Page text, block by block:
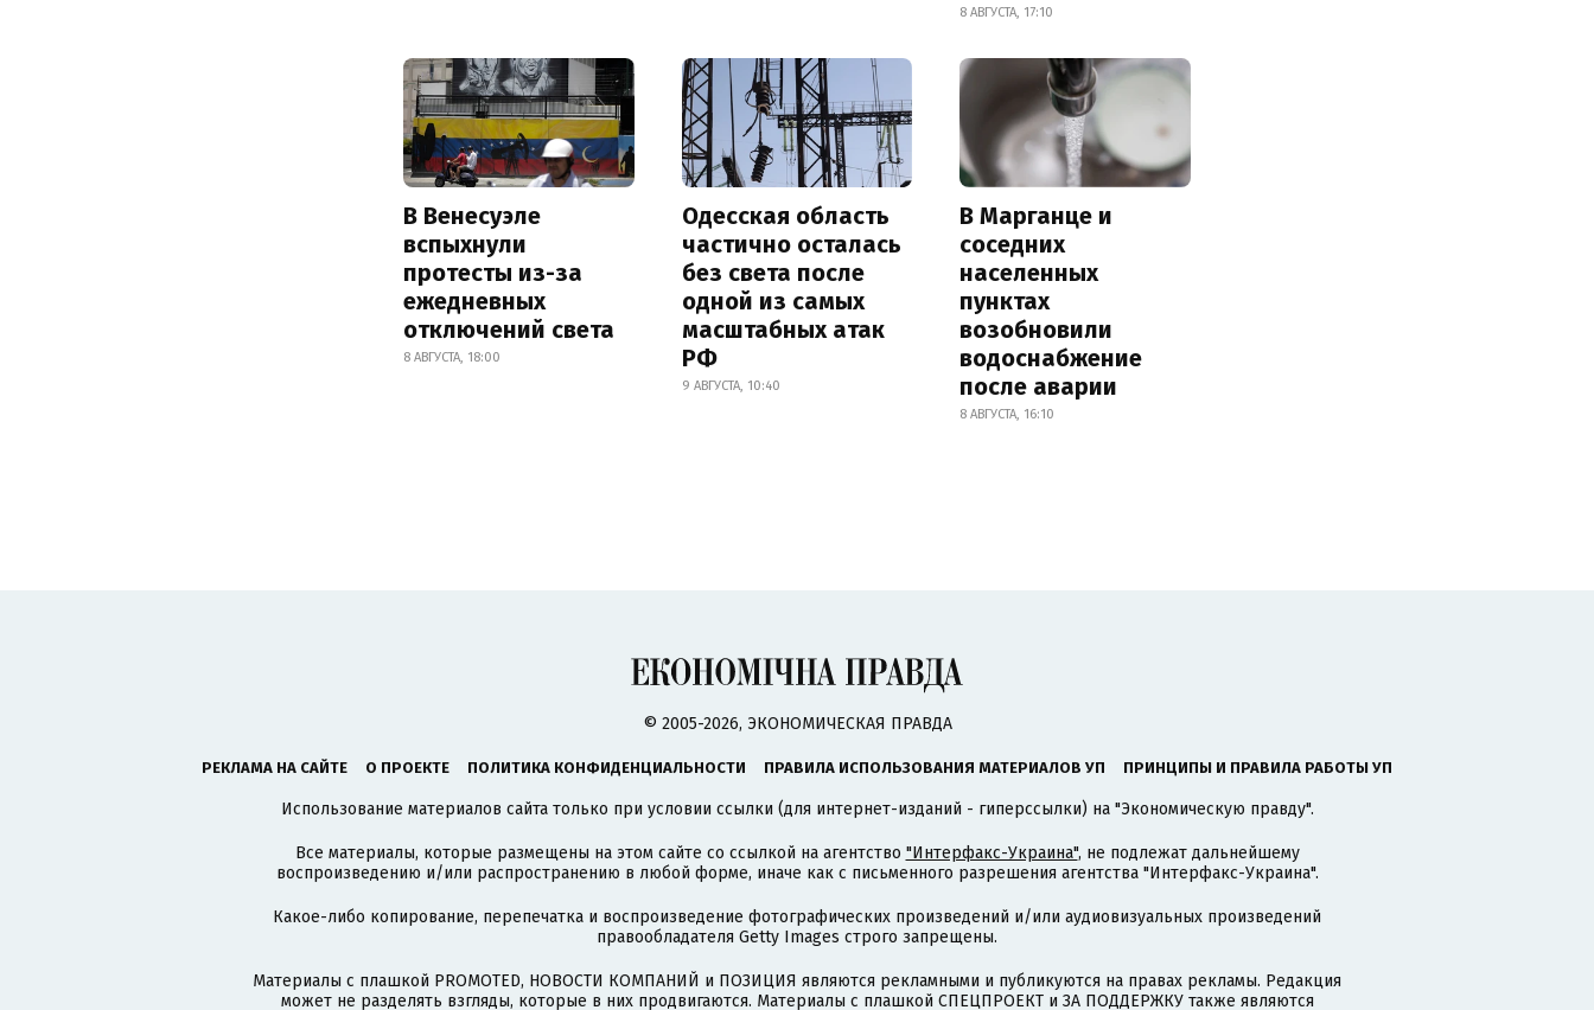
8 АВГУСТА, 17:10
В Венесуэле
вспыхнули
протесты из-за
ежедневных
отключений света
8 АВГУСТА, 18:00
Одесская область
частично осталась
без света после
одной из самых
масштабных атак
РФ
9 АВГУСТА, 10:40
В Марганце и
соседних
населенных
пунктах
возобновили
водоснабжение
после аварии
8 АВГУСТА, 16:10
© 2005-2026, ЭКОНОМИЧЕСКАЯ ПРАВДА
РЕКЛАМА НА САЙТЕ О ПРОЕКТЕ ПОЛИТИКА КОНФИДЕНЦИАЛЬНОСТИ ПРАВИЛА ИСПОЛЬЗОВАНИЯ МАТЕРИАЛОВ УП ПРИНЦИПЫ И ПРАВИЛА РАБОТЫ УП
Использование материалов сайта только при условии ссылки (для интернет-изданий - гиперссылки) на "Экономическую правду".
Все материалы, которые размещены на этом сайте со ссылкой на агентство "Интерфакс-Украина", не подлежат дальнейшему
воспроизведению и/или распространению в любой форме, иначе как с письменного разрешения агентства "Интерфакс-Украина".
Какое-либо копирование, перепечатка и воспроизведение фотографических произведений и/или аудиовизуальных произведений
правообладателя Getty Images строго запрещены.
Материалы с плашкой PROMOTED, НОВОСТИ КОМПАНИЙ и ПОЗИЦИЯ являются рекламными и публикуются на правах рекламы. Редакция
может не разделять взгляды, которые в них продвигаются. Материалы с плашкой СПЕЦПРОЕКТ и ЗА ПОДДЕРЖКУ также являются